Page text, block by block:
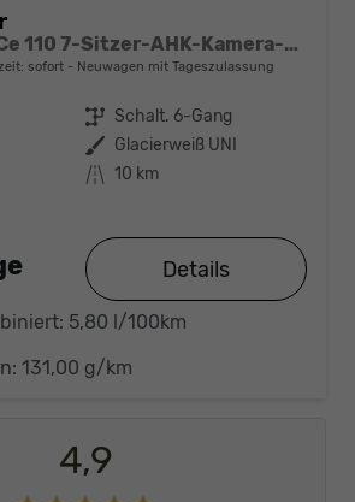
Extreme 1.0 TCe 110 7-Sitzer-AHK-Kamera-LED-AppleCarPlay-AndroidAuto-Winter-Tempomat-Kessy-16''Alu-sofort
sofort Neuwagen mit Tageszulassung
Getriebe Schalt. 6-Gang
Außenfarbe Glacierweiß UNI
Kilometerstand 10 km
Details
5,80 l/100km
131,00 g/km
4,9